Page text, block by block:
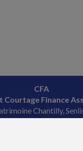
CFA
Courtage Finance
Chantilly,